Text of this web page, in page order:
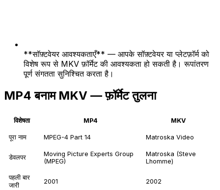
**सॉफ़्टवेयर आवश्यकताएँ** — आपके सॉफ़्टवेयर या प्लेटफ़ॉर्म को
विशेष रूप से MKV फ़ॉर्मेट की आवश्यकता हो सकती है। रूपांतरण
पूर्ण संगतता सुनिश्चित करता है।
MP4 बनाम MKV — फ़ॉर्मेट तुलना
विशेषता MP4 MKV
पूरा नाम MPEG-4 Part 14 Matroska Video
डेवलपर
Moving Picture Experts Group
(MPEG)
Matroska (Steve
Lhomme)
पहली बार
जारी
2001 2002